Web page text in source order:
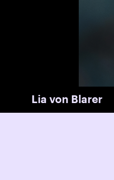
Lia von Blarer